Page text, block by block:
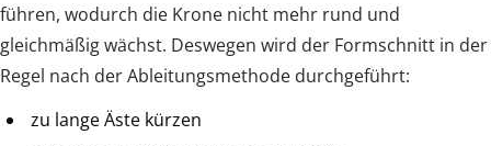
führen, wodurch die Krone nicht mehr rund und
gleichmäßig wächst. Deswegen wird der Formschnitt in der
Regel nach der Ableitungsmethode durchgeführt:
zu lange Äste kürzen